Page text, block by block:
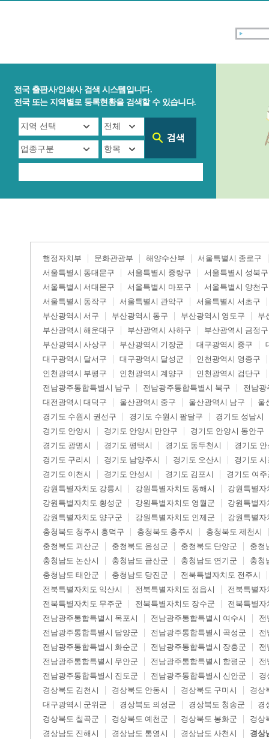
전국 출판사/인쇄사 검색 시스템입니다.
전국 또는 지역별로 등록현황을 검색할 수 있습니다.
행정자치부 문화관광부 해양수산부
서울특별시 종로구
서울특별시 동대문구
서울특별시 중랑구
서울특별시 성북구
서울특별시 서대문구
서울특별시 마포구
서울특별시 양천구
서울특별시 동작구
서울특별시 관악구
서울특별시 서초구
부산광역시 서구
부산광역시 동구 부산광역시 영도구
부
부산광역시 해운대구
부산광역시 사하구
부산광역시 금정구
부산광역시 사상구
부산광역시 기장군 대구광역시 중구
대구광역시 달서구
대구광역시 달성군
인천광역시 영종구
인천광역시 부평구
인천광역시 계양구
인천광역시 검단구
전남광주통합특별시 남구
전남광주통합특별시 북구
전남광
대전광역시 대덕구
울산광역시 중구 울산광역시 남구
울
경기도 수원시 권선구
경기도 수원시 팔달구
경기도 성남시
경기도 안양시
경기도 안양시 만안구
경기도 안양시 동안구
경기도 광명시
경기도 평택시 경기도 동두천시
경기도
경기도 구리시
경기도 남양주시 경기도 오산시
경기도
경기도 이천시
경기도 안성시 경기도 김포시
경기도 여주
강원특별자치도 강릉시
강원특별자치도 동해시
강원특별자
강원특별자치도 횡성군
강원특별자치도 영월군
강원특별자
강원특별자치도 양구군
강원특별자치도 인제군
강원특별자
충청북도 청주시 흥덕구
충청북도 충주시
충청북도 제천시
충청북도 괴산군
충청북도 음성군 충청북도 단양군
충청
충청남도 논산시
충청남도 금산군 충청남도 연기군
충청
충청남도 태안군
충청남도 당진군
전북특별자치도 전주시
전북특별자치도 익산시
전북특별자치도 정읍시
전북특별자
전북특별자치도 무주군
전북특별자치도 장수군
전북특별자
전남광주통합특별시 목포시
전남광주통합특별시 여수시
전
전남광주통합특별시 담양군
전남광주통합특별시 곡성군
전
전남광주통합특별시 화순군
전남광주통합특별시 장흥군
전
전남광주통합특별시 무안군
전남광주통합특별시 함평군
전
전남광주통합특별시 진도군
전남광주통합특별시 신안군
경
경상북도 김천시
경상북도 안동시 경상북도 구미시
경상
대구광역시 군위군
경상북도 의성군 경상북도 청송군
경
경상북도 칠곡군
경상북도 예천군 경상북도 봉화군
경상
경상남도 진해시
경상남도 통영시 경상남도 사천시
경상